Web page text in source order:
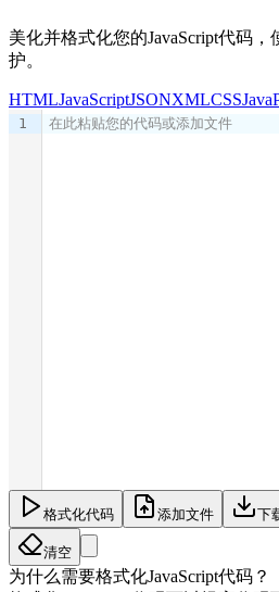
美化并格式化您的JavaScript代码
护。
HTMLJavaScriptJSONXMLCSSJava
1 在此粘贴您的代码或添加文件
格式化代码 添加文件 下
清空
为什么需要格式化JavaScript代码？